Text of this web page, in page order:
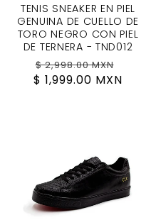
TENIS SNEAKER EN PIEL
GENUINA DE CUELLO DE
TORO NEGRO CON PIEL
DE TERNERA - TND012
Regular
price
$ 2,998.00 MXN
price
$ 1,999.00 MXN